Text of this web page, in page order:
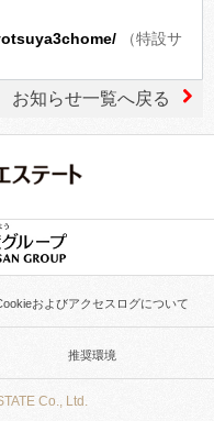
（特設サ
お知らせ一覧へ戻る
およびアクセスログについて
推奨環境
Co., Ltd.